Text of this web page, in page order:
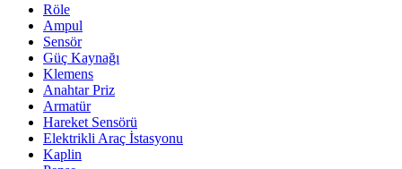
Röle
Ampul
Sensör
Güç Kaynağı
Klemens
Anahtar Priz
Armatür
Hareket Sensörü
Elektrikli Araç İstasyonu
Kaplin